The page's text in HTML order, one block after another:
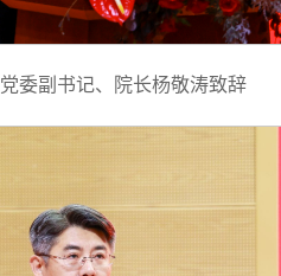
党委副书记、院长杨敬涛致辞